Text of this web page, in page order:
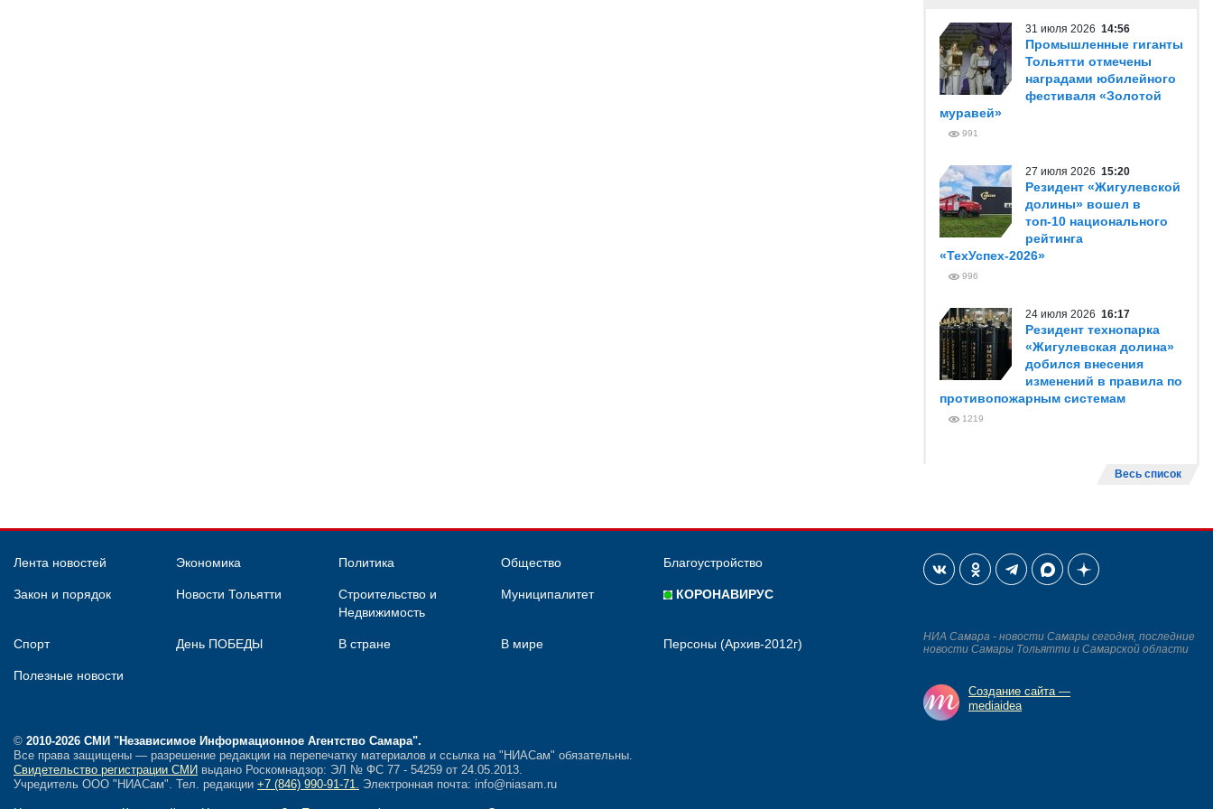
31 июля 2026 14:56
Промышленные гиганты
Тольятти отмечены
наградами юбилейного
фестиваля «Золотой
муравей»
991
27 июля 2026 15:20
Резидент «Жигулевской
долины» вошел в
топ-10 национального
рейтинга
«ТехУспех-2026»
996
24 июля 2026 16:17
Резидент технопарка
«Жигулевская долина»
добился внесения
изменений в правила по
противопожарным системам
1219
Весь список
Лента новостей Экономика Политика Общество Благоустройство
Закон и порядок Новости Тольятти
Строительство и
Недвижимость
Муниципалитет КОРОНАВИРУС
Спорт День ПОБЕДЫ В стране В мире Персоны (Архив-2012г)
Полезные новости
© 2010-2026 СМИ "Независимое Информационное Агентство Самара".
Все права защищены — разрешение редакции на перепечатку материалов и ссылка на "НИАСам" обязательны.
Свидетельство регистрации СМИ выдано Роскомнадзор: ЭЛ № ФС 77 - 54259 от 24.05.2013.
Учредитель ООО "НИАСам". Тел. редакции +7 (846) 990-91-71. Электронная почта: info@niasam.ru
НИА Самара - новости Самары сегодня, последние
новости Самары Тольятти и Самарской области
Создание сайта —
mediaidea